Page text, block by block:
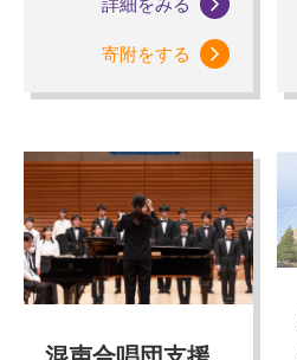
詳細をみる
寄附をする